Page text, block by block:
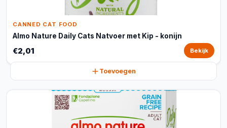
CANNED CAT FOOD
Almo Nature Daily Cats Natvoer met Kip - konijn
€2,01 Bekijk
Toevoegen